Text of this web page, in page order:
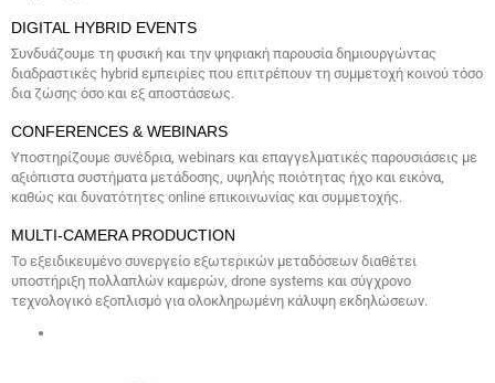
DIGITAL HYBRID EVENTS
Συνδυάζουμε τη φυσική και την ψηφιακή παρουσία δημιουργώντας
διαδραστικές hybrid εμπειρίες που επιτρέπουν τη συμμετοχή κοινού τόσο
δια ζώσης όσο και εξ αποστάσεως.
CONFERENCES & WEBINARS
Υποστηρίζουμε συνέδρια, webinars και επαγγελματικές παρουσιάσεις με
αξιόπιστα συστήματα μετάδοσης, υψηλής ποιότητας ήχο και εικόνα,
καθώς και δυνατότητες online επικοινωνίας και συμμετοχής.
MULTI-CAMERA PRODUCTION
Το εξειδικευμένο συνεργείο εξωτερικών μεταδόσεων διαθέτει
υποστήριξη πολλαπλών καμερών, drone systems και σύγχρονο
τεχνολογικό εξοπλισμό για ολοκληρωμένη κάλυψη εκδηλώσεων.